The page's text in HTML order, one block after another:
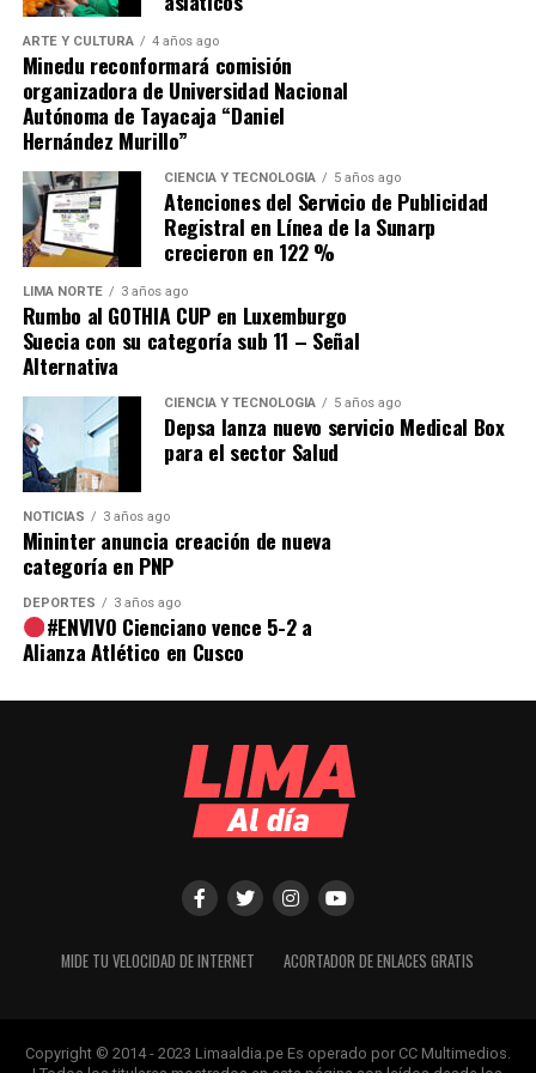
presiones por el mayor gasto corriente. Para la firma,
«hay que abordarlas de manera significativa para
evitar que haya un deterioro importante de las
finanzas públicas»en la próxima década.
Comparte esto:
ARTE Y CULTURA 4 años ago
Minedu reconformará comisión
organizadora de Universidad Nacional
Autónoma de Tayacaja “Daniel
Hernández Murillo”
CIENCIA Y TECNOLOGÍA 5 años ago
Atenciones del Servicio de Publicidad
Registral en Línea de la Sunarp
crecieron en 122 %
LIMA NORTE 3 años ago
Rumbo al GOTHIA CUP en Luxemburgo
Suecia con su categoría sub 11 – Señal
Alternativa
CIENCIA Y TECNOLOGÍA 5 años ago
Depsa lanza nuevo servicio Medical Box
para el sector Salud
NOTICIAS 3 años ago
Mininter anuncia creación de nueva
categoría en PNP
DEPORTES 3 años ago
#ENVIVO Cienciano vence 5-2 a
Alianza Atlético en Cusco
MIDE TU VELOCIDAD DE INTERNET ACORTADOR DE ENLACES GRATIS
Copyright © 2014 - 2023 Limaaldia.pe Es operado por CC Multimedios.